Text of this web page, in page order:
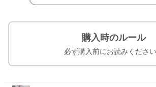
購入時のルール
必ず購入前にお読みください